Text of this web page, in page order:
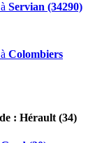
à Servian (34290)
à Colombiers
: Hérault (34)